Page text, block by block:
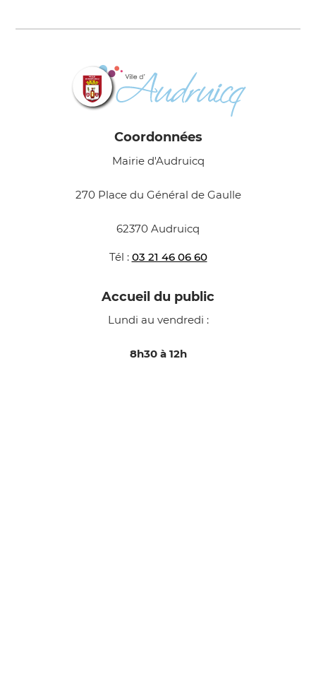
Coordonnées
Mairie d'Audruicq
270 Place du Général de Gaulle
62370 Audruicq
Tél : 03 21 46 06 60
Accueil du public
Lundi au vendredi :
8h30 à 12h